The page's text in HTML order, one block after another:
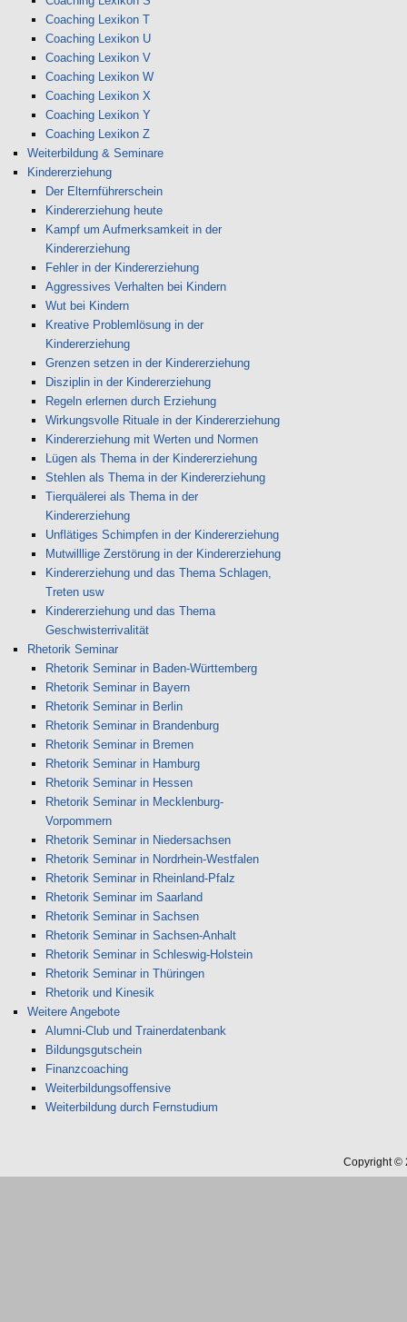
Coaching Lexikon T
Coaching Lexikon U
Coaching Lexikon V
Coaching Lexikon W
Coaching Lexikon X
Coaching Lexikon Y
Coaching Lexikon Z
Weiterbildung & Seminare
Kindererziehung
Der Elternführerschein
Kindererziehung heute
Kampf um Aufmerksamkeit in der
Kindererziehung
Fehler in der Kindererziehung
Aggressives Verhalten bei Kindern
Wut bei Kindern
Kreative Problemlösung in der
Kindererziehung
Grenzen setzen in der Kindererziehung
Disziplin in der Kindererziehung
Regeln erlernen durch Erziehung
Wirkungsvolle Rituale in der Kindererziehung
Kindererziehung mit Werten und Normen
Lügen als Thema in der Kindererziehung
Stehlen als Thema in der Kindererziehung
Tierquälerei als Thema in der
Kindererziehung
Unflätiges Schimpfen in der Kindererziehung
Mutwilllige Zerstörung in der Kindererziehung
Kindererziehung und das Thema Schlagen,
Treten usw
Kindererziehung und das Thema
Geschwisterrivalität
Rhetorik Seminar
Rhetorik Seminar in Baden-Württemberg
Rhetorik Seminar in Bayern
Rhetorik Seminar in Berlin
Rhetorik Seminar in Brandenburg
Rhetorik Seminar in Bremen
Rhetorik Seminar in Hamburg
Rhetorik Seminar in Hessen
Rhetorik Seminar in Mecklenburg-
Vorpommern
Rhetorik Seminar in Niedersachsen
Rhetorik Seminar in Nordrhein-Westfalen
Rhetorik Seminar in Rheinland-Pfalz
Rhetorik Seminar im Saarland
Rhetorik Seminar in Sachsen
Rhetorik Seminar in Sachsen-Anhalt
Rhetorik Seminar in Schleswig-Holstein
Rhetorik Seminar in Thüringen
Rhetorik und Kinesik
Weitere Angebote
Alumni-Club und Trainerdatenbank
Bildungsgutschein
Finanzcoaching
Weiterbildungsoffensive
Weiterbildung durch Fernstudium
Copyright ©